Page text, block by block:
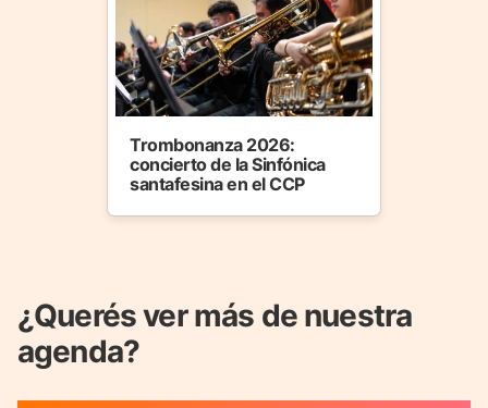
Trombonanza 2026:
concierto de la Sinfónica
santafesina en el CCP
¿Querés ver más de nuestra
agenda?